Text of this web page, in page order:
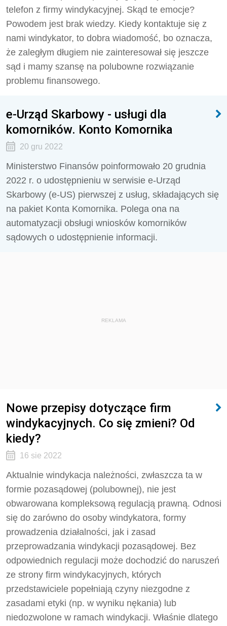
telefon z firmy windykacyjnej. Skąd te emocje?
Powodem jest brak wiedzy. Kiedy kontaktuje się z
nami windykator, to dobra wiadomość, bo oznacza,
że zaległym długiem nie zainteresował się jeszcze
sąd i mamy szansę na polubowne rozwiązanie
problemu finansowego.
e-Urząd Skarbowy - usługi dla
komorników. Konto Komornika
20 gru 2022
Ministerstwo Finansów poinformowało 20 grudnia
2022 r. o udostępnieniu w serwisie e-Urząd
Skarbowy (e-US) pierwszej z usług, składających się
na pakiet Konta Komornika. Polega ona na
automatyzacji obsługi wniosków komorników
sądowych o udostępnienie informacji.
REKLAMA
Nowe przepisy dotyczące firm
windykacyjnych. Co się zmieni? Od
kiedy?
16 sie 2022
Aktualnie windykacja należności, zwłaszcza ta w
formie pozasądowej (polubownej), nie jest
obwarowana kompleksową regulacją prawną. Odnosi
się do zarówno do osoby windykatora, formy
prowadzenia działalności, jak i zasad
przeprowadzania windykacji pozasądowej. Bez
odpowiednich regulacji może dochodzić do naruszeń
ze strony firm windykacyjnych, których
przedstawiciele popełniają czyny niezgodne z
zasadami etyki (np. w wyniku nękania) lub
niedozwolone w ramach windykacji. Właśnie dlatego